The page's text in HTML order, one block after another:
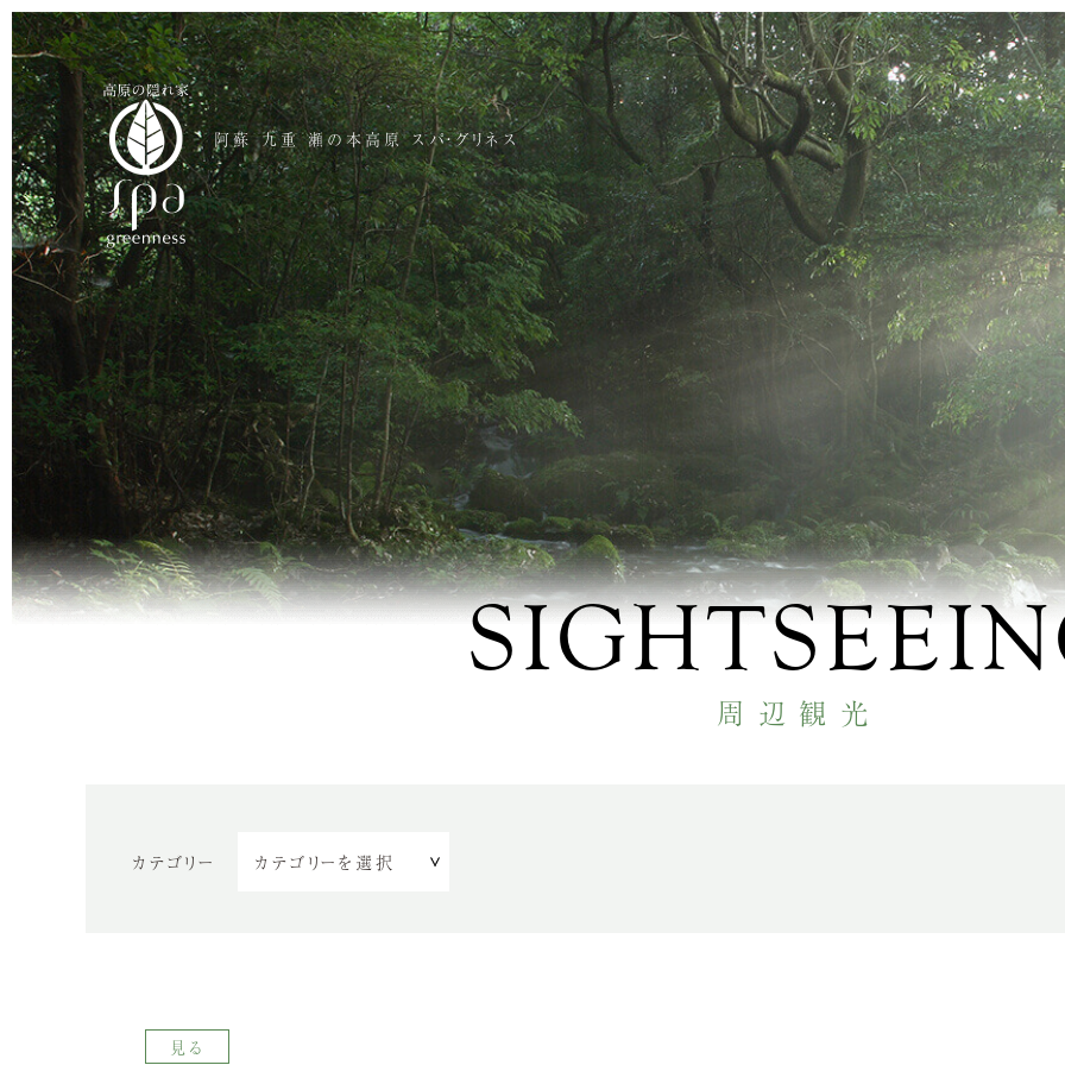
阿蘇 九重 瀬の本高原 スパ・グリネス
周辺観光
カテゴリー
見る